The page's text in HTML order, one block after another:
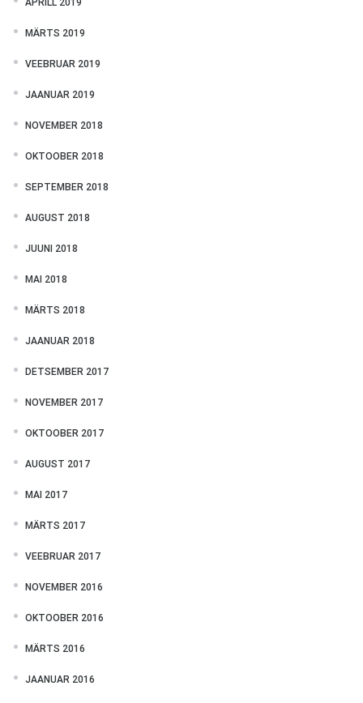
MÄRTS 2019
VEEBRUAR 2019
JAANUAR 2019
NOVEMBER 2018
OKTOOBER 2018
SEPTEMBER 2018
AUGUST 2018
JUUNI 2018
MAI 2018
MÄRTS 2018
JAANUAR 2018
DETSEMBER 2017
NOVEMBER 2017
OKTOOBER 2017
AUGUST 2017
MAI 2017
MÄRTS 2017
VEEBRUAR 2017
NOVEMBER 2016
OKTOOBER 2016
MÄRTS 2016
JAANUAR 2016